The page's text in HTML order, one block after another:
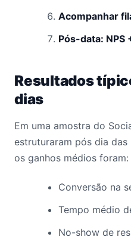
Acompanhar
Pós-data: NPS
Resultados
dias
Em uma amostra do
estruturaram pós dia
os ganhos médios foram:
Conversão na
Tempo médio
No-show de